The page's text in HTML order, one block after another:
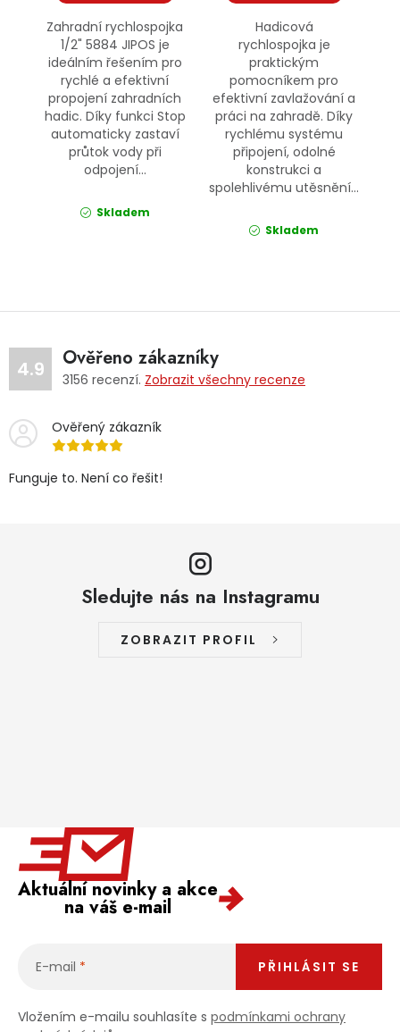
Zahradní rychlospojka
1/2" 5884 JIPOS je
ideálním řešením pro
rychlé a efektivní
propojení zahradních
hadic. Díky funkci Stop
automaticky zastaví
průtok vody při
odpojení...
Skladem
Hadicová
rychlospojka je
praktickým
pomocníkem pro
efektivní zavlažování a
práci na zahradě. Díky
rychlému systému
připojení, odolné
konstrukci a
spolehlivému utěsnění...
Skladem
4.9 Ověřeno zákazníky
3156 recenzí. Zobrazit všechny recenze
Ověřený zákazník
Funguje to. Není co řešit!
Sledujte nás na Instagramu
ZOBRAZIT PROFIL
Aktuální novinky a akce
na váš e-mail
E-mail
Vložením e-mailu souhlasíte s podmínkami ochrany
PŘIHLÁSIT SE